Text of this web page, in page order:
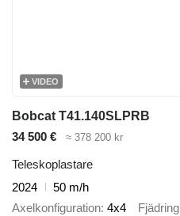
VIDEO
Bobcat T41.140SLPRB
34 500 €
≈ 378 200 kr
Teleskoplastare
2024
50 m/h
Axelkonfiguration 4x4 Fjädring